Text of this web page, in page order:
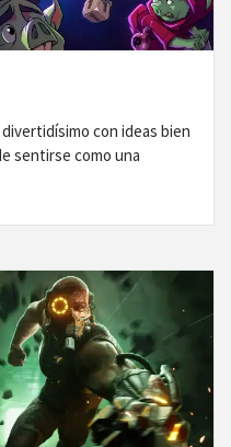
con ideas bien
sentirse como una